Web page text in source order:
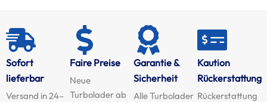
Sofort
lieferbar
Versand in 24–
Faire Preise
Neue
Turbolader ab
Garantie &
Sicherheit
Alle Turbolader
Kaution
Rückerstattung
Rückerstattung